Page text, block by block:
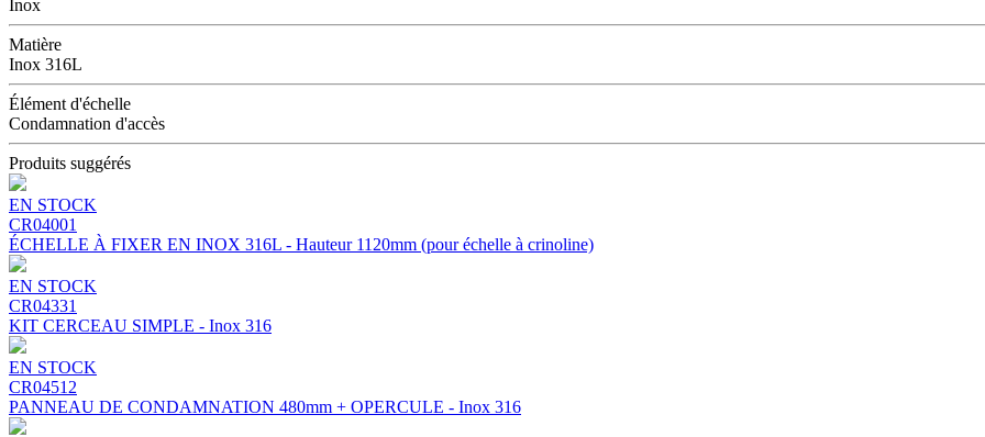
Inox
Matière
Inox 316L
Élément d'échelle
Condamnation d'accès
Produits suggérés
EN STOCK
CR04001
ÉCHELLE À FIXER EN INOX 316L - Hauteur 1120mm (pour échelle à crinoline)
EN STOCK
CR04331
KIT CERCEAU SIMPLE - Inox 316
EN STOCK
CR04512
PANNEAU DE CONDAMNATION 480mm + OPERCULE - Inox 316